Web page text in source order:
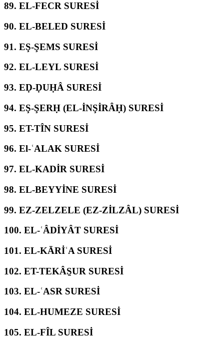
89. EL-FECR SURESİ
90. EL-BELED SURESİ
91. EŞ-ŞEMS SURESİ
92. EL-LEYL SURESİ
93. EḌ-ḌUḤÂ SURESİ
94. EŞ-ŞERḤ (EL-İNŞİRÂḤ) SURESİ
95. ET-TÎN SURESİ
96. El-ʿALAK SURESİ
97. EL-KADİR SURESİ
98. EL-BEYYİNE SURESİ
99. EZ-ZELZELE (EZ-ZİLZÂL) SURESİ
100. EL-ʿÂDİYÂT SURESİ
101. EL-KĀRİʿA SURESİ
102. ET-TEKÂS̱UR SURESİ
103. EL-ʿASR SURESİ
104. EL-HUMEZE SURESİ
105. EL-FÎL SURESİ